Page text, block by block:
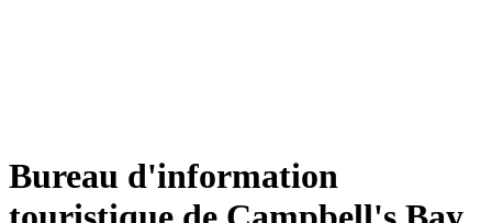
Bureau d'information